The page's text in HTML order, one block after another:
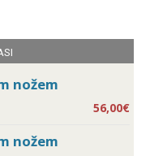
nožem
56,00€
nožem